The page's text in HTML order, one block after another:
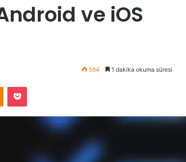
ve iOS
564 1 dakika okuma süresi
Odnoklassniki
Pocket